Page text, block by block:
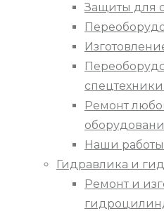
Защиты для
Ремонт
Наши работы
Гидравлика и
Ремонт и